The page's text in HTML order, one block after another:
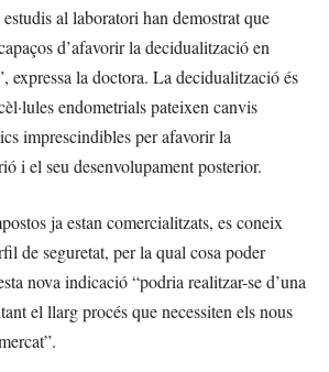
al laboratori han demostrat que
d’afavorir la decidualització en
expressa la doctora. La decidualització és
endometrials pateixen canvis
imprescindibles per afavorir la
i el seu desenvolupament posterior.
ja estan comercialitzats, es coneix
de seguretat, per la qual cosa poder
nova indicació “podria realitzar-se d’una
el llarg procés que necessiten els nous